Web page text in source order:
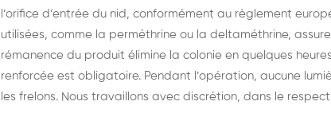
l’orifice d’entrée du nid, conformément au règlement
utilisées, comme la perméthrine ou la deltaméthrine,
rémanence du produit élimine la colonie en quelques
renforcée est obligatoire. Pendant l’opération, aucune
les frelons. Nous travaillons avec discrétion, dans le